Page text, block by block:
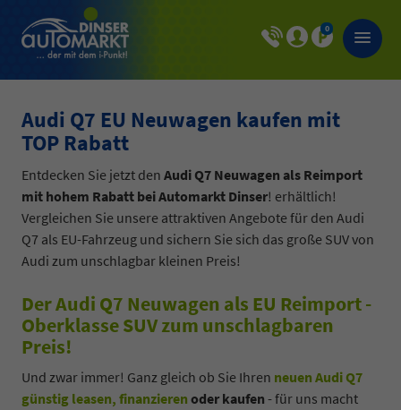
0
Audi Q7 EU Neuwagen kaufen mit
TOP Rabatt
Entdecken Sie jetzt den Audi Q7 Neuwagen als Reimport
mit hohem Rabatt bei Automarkt Dinser! erhältlich!
Vergleichen Sie unsere attraktiven Angebote für den Audi
Q7 als EU-Fahrzeug und sichern Sie sich das große SUV von
Audi zum unschlagbar kleinen Preis!
Der Audi Q7 Neuwagen als EU Reimport -
Oberklasse SUV zum unschlagbaren
Preis!
Und zwar immer! Ganz gleich ob Sie Ihren neuen Audi Q7
günstig leasen, finanzieren oder kaufen - für uns macht